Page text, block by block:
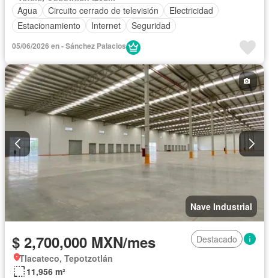
Agua
Circuito cerrado de televisión
Electricidad
Estacionamiento
Internet Seguridad
05/06/2026 en - Sánchez Palacios
Nave Industrial
$ 2,700,000 MXN/mes
Destacado
Tlacateco, Tepotzotlán
11,956 m²